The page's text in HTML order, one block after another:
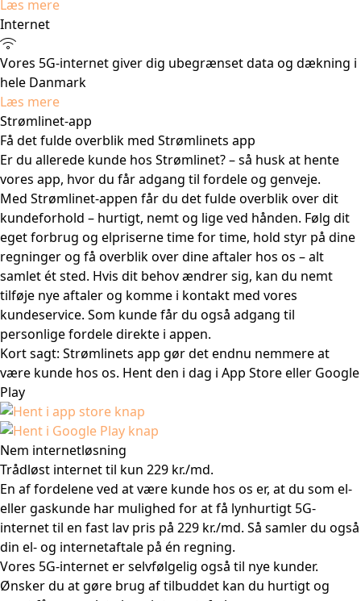
Læs mere
Internet
Vores 5G-internet giver dig ubegrænset data og dækning i
hele Danmark
Læs mere
Strømlinet-app
Få det fulde overblik med Strømlinets app
Er du allerede kunde hos Strømlinet? – så husk at hente
vores app, hvor du får adgang til fordele og genveje.
Med Strømlinet-appen får du det fulde overblik over dit
kundeforhold – hurtigt, nemt og lige ved hånden. Følg dit
eget forbrug og elpriserne time for time, hold styr på dine
regninger og få overblik over dine aftaler hos os – alt
samlet ét sted. Hvis dit behov ændrer sig, kan du nemt
tilføje nye aftaler og komme i kontakt med vores
kundeservice. Som kunde får du også adgang til
personlige fordele direkte i appen.
Kort sagt: Strømlinets app gør det endnu nemmere at
være kunde hos os. Hent den i dag i App Store eller Google
Play
Nem internetløsning
Trådløst internet til kun 229 kr./md.
En af fordelene ved at være kunde hos os er, at du som el-
eller gaskunde har mulighed for at få lynhurtigt 5G-
internet til en fast lav pris på 229 kr./md. Så samler du også
din el- og internetaftale på én regning.
Vores 5G-internet er selvfølgelig også til nye kunder.
Ønsker du at gøre brug af tilbuddet kan du hurtigt og